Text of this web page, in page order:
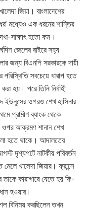
জিয়া। বাংলাদেশের
মধ্যেও এক ধরনের শান্তির
সাক্ষাৎ হতো কম।
জেলের বাইরে সহ্য
জন্য বিএনপি সরকারকে দায়ী
সবচেয়ে খারাপ হতে
হয়। পরে তিনি নির্বাহী
ইউনূসের ওপরও শেখ হাসিনার
গ্রামীণ ব্যাংক থেকে
ওপর আক্রমণ শানান শেখ
হতে থাকে। আদালতের
দৃশ্যপটে নাটকীয় পরিবর্তন
খালেদা জিয়ার। ফ্রান্সে
কারাগারে যেতে হয় কি-
হওয়ার।
বিনিময় করছিলেন তখন